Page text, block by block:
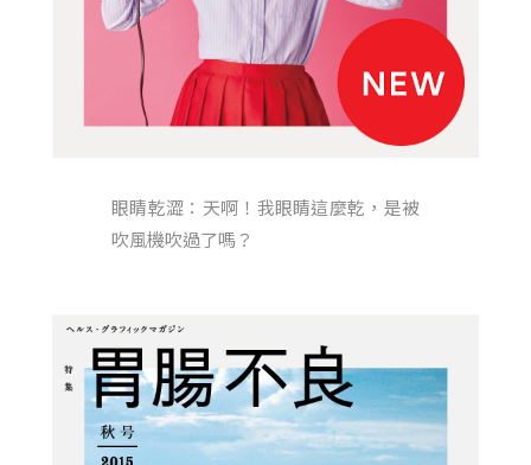
眼睛乾澀：天啊！我眼睛這麼乾，是被
吹風機吹過了嗎？